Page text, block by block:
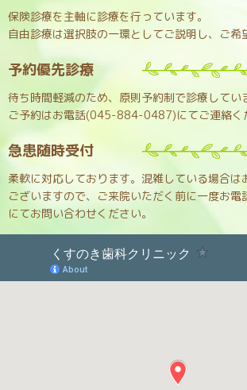
保険診療を主軸に診療を行っています。
自由診療は選択肢の一環としてご説明し、ご希
予約優先診療
待ち時間軽減のため、原則予約制で診療してい
ご予約はお電話(045-884-0487)にてご連絡く
急患随時受付
柔軟に対応しております。混雑している場合は
ございますので、ご来院いただく前に一度お
にてお問い合わせください。